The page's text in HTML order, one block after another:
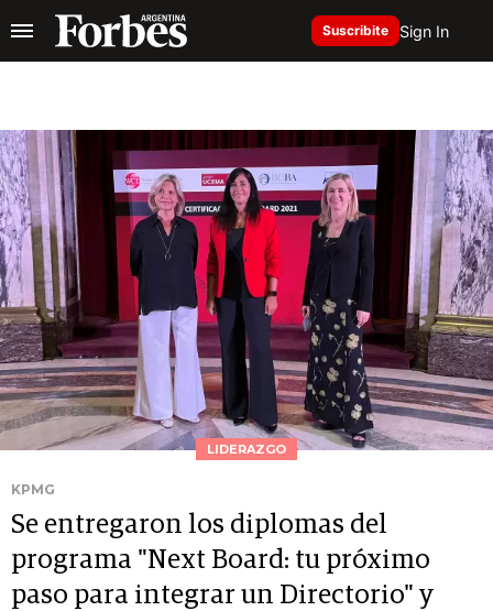
Suscribite Sign In
LIDERAZGO
KPMG
Se entregaron los diplomas del
programa "Next Board: tu próximo
paso para integrar un Directorio" y